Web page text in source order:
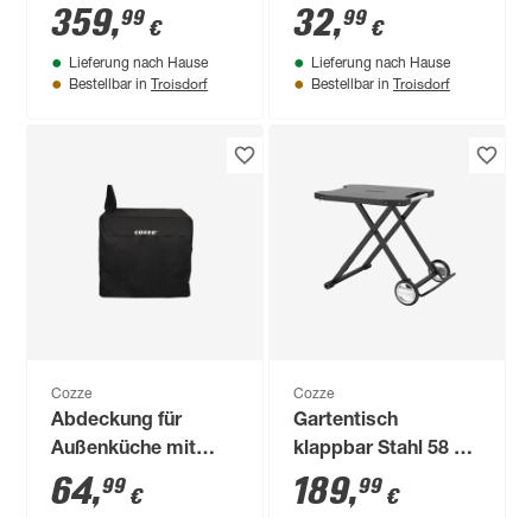
mbar
359,99 €
Lieferung nach Hause
Bestellbar in Troisdorf
schwarz 300 x 28 x
30 cm
32,99 €
Lieferung nach Hause
Bestellbar in Troisdorf
Cozze
Abdeckung für
Außenküche mit
Spüle 85 x 360 x 225
cm
64,99 €
Cozze
Gartentisch
klappbar Stahl 58 x
78 x 83 cm
189,99 €